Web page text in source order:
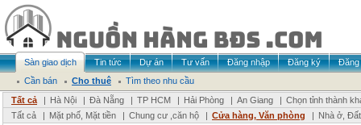
Sàn giao dịch Tin tức Dự án Tư vấn Đăng nhập Đăng ký
Đăng
Cần bán
Cho thuê
Tìm theo nhu cầu
Tất cả
| Hà Nội | Đà Nẵng | TP HCM | Hải Phòng | An Giang | Chọn tỉnh thành
Tất cả
| Mặt phố, Mặt tiền | Chung cư ,căn hộ | Cửa hàng, Văn phòng | Nhà ở,